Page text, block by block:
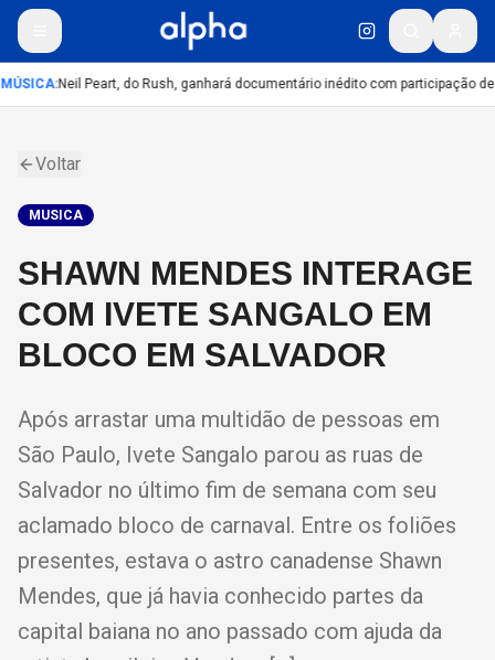
:Neil Peart, do Rush, ganhará documentário inédito com participação de
Voltar
MUSICA
SHAWN MENDES INTERAGE
COM IVETE SANGALO EM
BLOCO EM SALVADOR
Após arrastar uma multidão de pessoas em
São Paulo, Ivete Sangalo parou as ruas de
Salvador no último fim de semana com seu
aclamado bloco de carnaval. Entre os foliões
presentes, estava o astro canadense Shawn
Mendes, que já havia conhecido partes da
capital baiana no ano passado com ajuda da